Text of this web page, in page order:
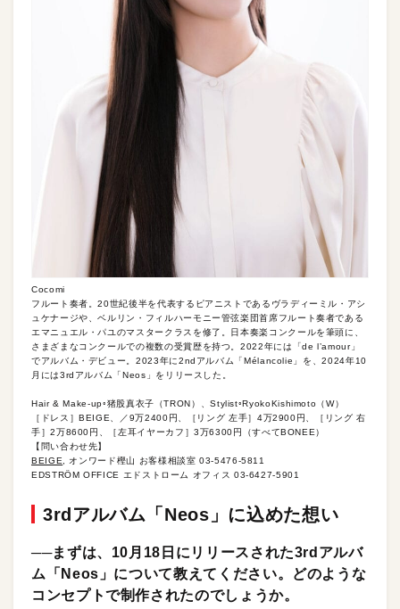
Cocomi
フルート奏者。20世紀後半を代表するピアニストであるヴラディーミル・アシ
ュケナージや、ベルリン・フィルハーモニー管弦楽団首席フルート奏者である
エマニュエル・パユのマスタークラスを修了。日本奏楽コンクールを筆頭に、
さまざまなコンクールでの複数の受賞歴を持つ。2022年には「de l’amour」
でアルバム・デビュー。2023年に2ndアルバム「Mélancolie」を、2024年10
月には3rdアルバム「Neos」をリリースした。
Hair & Make-up◦猪股真衣子（TRON）、Stylist◦RyokoKishimoto（W）
［ドレス］BEIGE、／9万2400円、［リング 左手］4万2900円、［リング 右
手］2万8600円、［左耳イヤーカフ］3万6300円（すべてBONEE）
【問い合わせ先】
BEIGE
, オンワード樫山 お客様相談室 03-5476-5811
EDSTRÖM OFFICE エドストローム オフィス 03-6427-5901
3rdアルバム「Neos」に込めた想い
──まずは、10月18日にリリースされた3rdアルバ
ム「Neos」について教えてください。どのような
コンセプトで制作されたのでしょうか。